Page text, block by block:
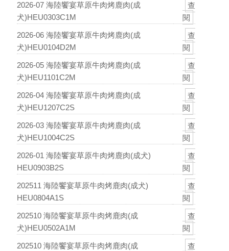
2026-07 海陸饗宴草原牛肉烤鹿肉(成
犬)HEU0303C1M
查
閱
2026-06 海陸饗宴草原牛肉烤鹿肉(成
犬)HEU0104D2M
查
閱
2026-05 海陸饗宴草原牛肉烤鹿肉(成
犬)HEU1101C2M
查
閱
2026-04 海陸饗宴草原牛肉烤鹿肉(成
犬)HEU1207C2S
查
閱
2026-03 海陸饗宴草原牛肉烤鹿肉(成
犬)HEU1004C2S
查
閱
2026-01 海陸饗宴草原牛肉烤鹿肉(成犬)
HEU0903B2S
查
閱
202511 海陸饗宴草原牛肉烤鹿肉(成犬)
HEU0804A1S
查
閱
202510 海陸饗宴草原牛肉烤鹿肉(成
犬)HEU0502A1M
查
閱
202510 海陸饗宴草原牛肉烤鹿肉(成
查